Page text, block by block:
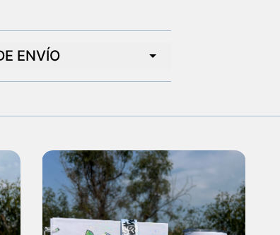
ENVÍO